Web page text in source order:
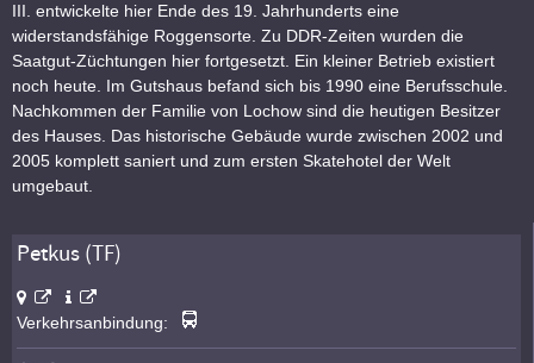
III. entwickelte hier Ende des 19. Jahrhunderts eine
widerstandsfähige Roggensorte. Zu DDR-Zeiten wurden die
Saatgut-Züchtungen hier fortgesetzt. Ein kleiner Betrieb existiert
noch heute. Im Gutshaus befand sich bis 1990 eine Berufsschule.
Nachkommen der Familie von Lochow sind die heutigen Besitzer
des Hauses. Das historische Gebäude wurde zwischen 2002 und
2005 komplett saniert und zum ersten Skatehotel der Welt
umgebaut.
Petkus (TF)
Verkehrsanbindung: